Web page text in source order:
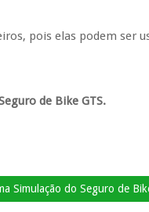
pois elas podem ser
de Bike GTS.
Simulação do Seguro de